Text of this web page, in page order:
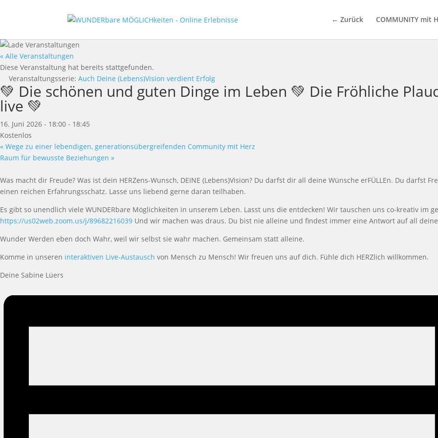
← Zurück COMMUNITY mit
« Alle Veranstaltungen
Diese Veranstaltung hat bereits stattgefunden.
Veranstaltungsserie: Auch Deine (Lebens)Vision verdient Erfolg
💚 Die schönen und guten Dinge im Leben 💚 Die Fröhliche
live 💚
16. Juni 2026 - 18:00 - 18:45
Kostenlos
« Wege zu einer lebendigen, generationsübergreifenden Community mit Herz
Raum für bewusste Beziehungen »
Was macht dir Freude? Was ist dein HERZens-Wunsch, DEINE (Lebens)Vision? Du darfst dir all deine Wünsche erFÜLLEn. Du darfst
einen reichen Erfahrungsschatz. Lasse uns liebend gerne daran teilhaben.
Es gibt so unendlich viele WUNDERbare Möglichkeiten in unserem Leben. Lasst uns die entdecken! Wir tauschen uns co-kreativ im
https://us02web.zoom.us/j/89682216039 Und wir machen was draus. Du bist nie alleine und findest immer eine Antwort auf all
Wunder Werden eben doch Wahr, weil wir selbst sie wahr machen. Gemeinsam statt alleine.
Komme in unseren interaktiven Live-Austausch von Mensch zu Mensch! Wir freuen uns auf dich. Fühle dich HERZlich willkommen.
Deine Sabine Lüers